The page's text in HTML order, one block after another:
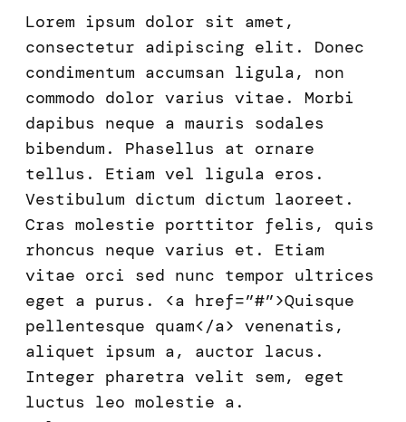
Lorem ipsum dolor sit amet,
consectetur adipiscing elit. Donec
condimentum accumsan ligula, non
commodo dolor varius vitae. Morbi
dapibus neque a mauris sodales
bibendum. Phasellus at ornare
tellus. Etiam vel ligula eros.
Vestibulum dictum dictum laoreet.
Cras molestie porttitor felis, quis
rhoncus neque varius et. Etiam
vitae orci sed nunc tempor ultrices
eget a purus. <a href=”#”>Quisque
pellentesque quam</a> venenatis,
aliquet ipsum a, auctor lacus.
Integer pharetra velit sem, eget
luctus leo molestie a.